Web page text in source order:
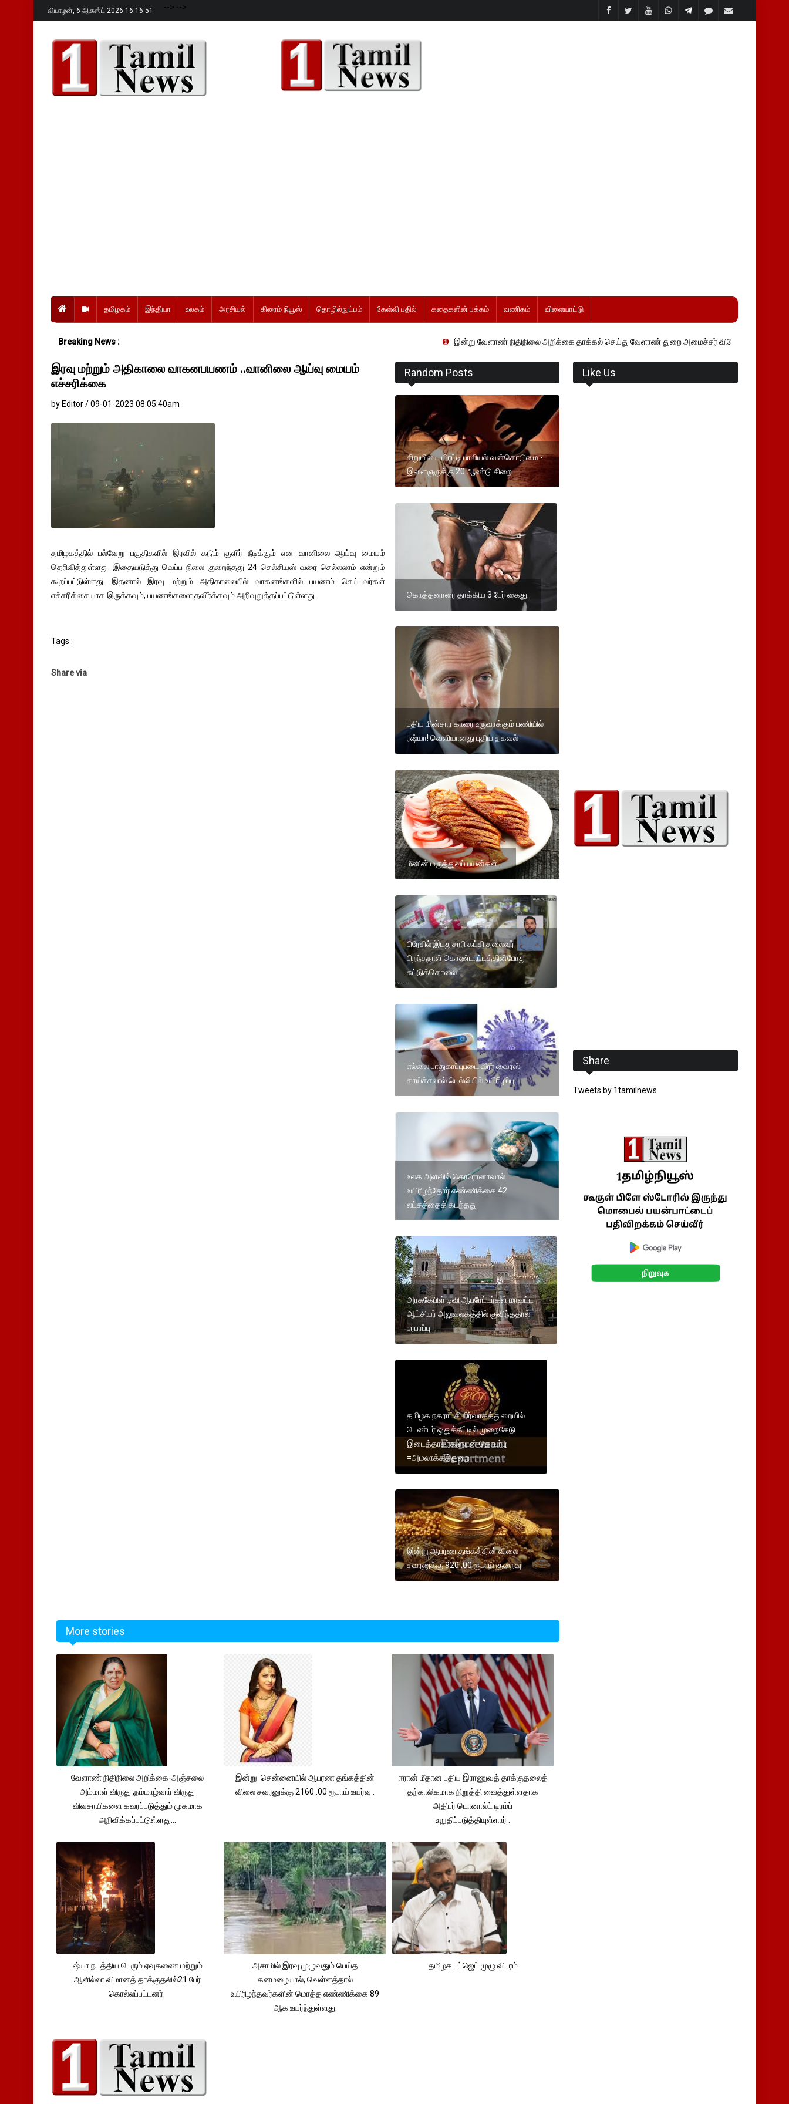
வியாழன், 6 ஆகஸ்ட் 2026 16:16:52 --> -->
தமிழகம் இந்தியா உலகம் அரசியல் கிரைம் நியூஸ் தொழில்நுட்பம் கேள்வி பதில் கதைகளின் பக்கம் வணிகம் விளையாட்டு
Breaking News : இன்று வேளாண் நிதிநிலை அறிக்கை தாக்கல் செய்து வேளாண் துறை அமைச்சர் வினோத் வாசித்து வருகிறார். �.
இரவு மற்றும் அதிகாலை வாகனபயணம் ..வானிலை ஆய்வு மையம்
எச்சரிக்கை
by Editor / 09-01-2023 08:05:40am
தமிழகத்தில் பல்வேறு பகுதிகளில் இரவில் கடும் குளிர் நீடிக்கும் என வானிலை ஆய்வு மையம்
தெரிவித்துள்ளது. இதையடுத்து வெப்ப நிலை குறைந்தது 24 செல்சியஸ் வரை செல்லலாம் என்றும்
கூறப்பட்டுள்ளது. இதனால் இரவு மற்றும் அதிகாலையில் வாகனங்களில் பயணம் செய்பவர்கள்
எச்சரிக்கையாக இருக்கவும், பயணங்களை தவிர்க்கவும் அறிவுறுத்தப்பட்டுள்ளது.
Tags :
Share via
Random Posts
சிறுமியை மிரட்டி பாலியல் வன்கொடுமை -
இளைஞருக்கு 20 ஆண்டு சிறை
கொத்தனாரை தாக்கிய 3 பேர் கைது.
புதிய மின்சார காரை உருவாக்கும் பணியில்
ரஷ்யா! வெளியானது புதிய தகவல்
மீனின் மருத்துவப் பயன்கள்...
பிரேசில் இடதுசாரி கட்சி தலைவர்
பிறந்தநாள் கொண்டாட்டத்தின்போது
சுட்டுக்கொலை
எல்லை பாதுகாப்புபடை வீரர் வைரஸ்
காய்ச்சலால் டெல்லியில் உயிரிழப்பு.
உலக அளவில் கொரோனாவால்
உயிரிழந்தோர் எண்ணிக்கை 42
லட்சத்தைக் கடந்தது
அரசுகேபிள் டிவி ஆபரேட்டர்கள் மாவட்ட
ஆட்சியர் அலுவலகத்தில் குவிந்ததால்
பரபரப்பு
தமிழக நகராட்சி நிர்வாகத்துறையில்
டெண்டர் ஒதுக்கீட்டில் முறைகேடு
இடைத்தரகர்களுடன் தொடர்பு
=அமலாக்கத்துறை
இன்று ஆபரண தங்கத்தின் விலை
சவரனுக்கு 920 .00 ரூபாய் குறைவு.
More stories
வேளாண் நிதிநிலை அறிக்கை-அஞ்சலை
அம்மாள் விருது ,நம்மாழ்வார் விருது
விவசாயிகளை கவரப்படுத்தும் முகமாக
அறிவிக்கப்பட்டுள்ளது...
இன்று சென்னையில் ஆபரண தங்கத்தின்
விலை சவரனுக்கு 2160 .00 ரூபாய் உயர்வு .
ஈரான் மீதான புதிய இராணுவத் தாக்குதலைத்
தற்காலிகமாக நிறுத்தி வைத்துள்ளதாக
அதிபர் டொனால்ட் டிரம்ப்
உறுதிப்படுத்தியுள்ளார் .
ஷ்யா நடத்திய பெரும் ஏவுகணை மற்றும்
ஆளில்லா விமானத் தாக்குதலில்21 பேர்
கொல்லப்பட்டனர்.
அசாமில் இரவு முழுவதும் பெய்த
கனமழையால், வெள்ளத்தால்
உயிரிழந்தவர்களின் மொத்த எண்ணிக்கை 89
ஆக உயர்ந்துள்ளது.
தமிழக பட்ஜெட் முழு விபரம்
Like Us
Share
Tweets by 1tamilnews